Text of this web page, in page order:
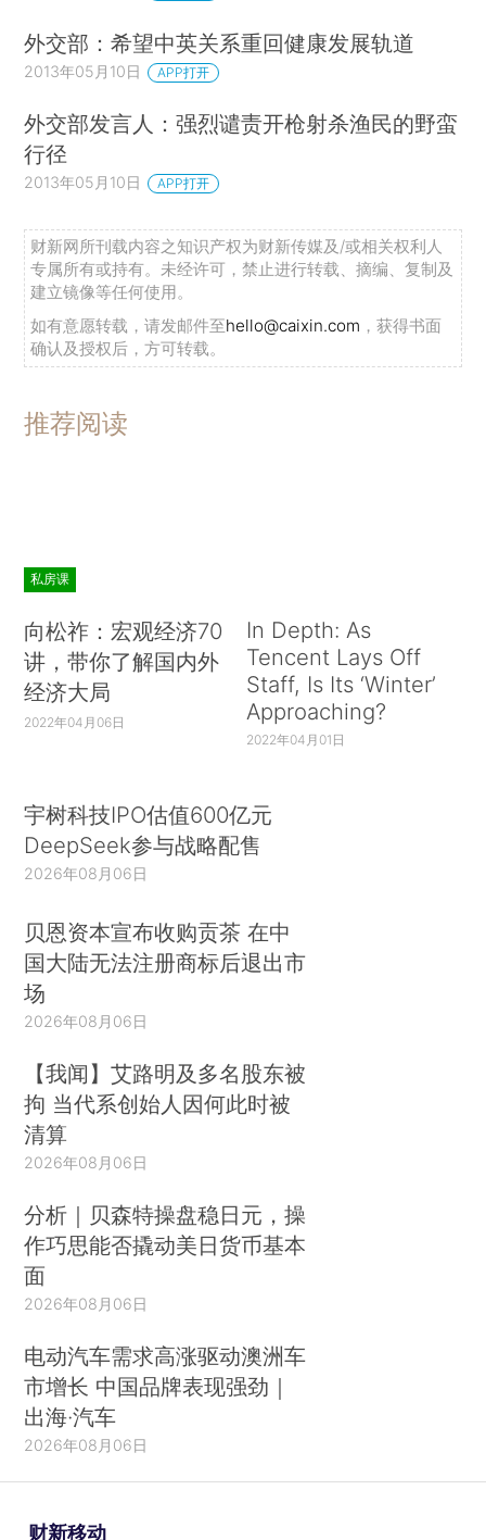
外交部：希望中英关系重回健康发展轨道
2013年05月10日 APP打开
外交部发言人：强烈谴责开枪射杀渔民的野蛮
行径
2013年05月10日 APP打开
财新网所刊载内容之知识产权为财新传媒及/或相关权利人
专属所有或持有。未经许可，禁止进行转载、摘编、复制及
建立镜像等任何使用。
如有意愿转载，请发邮件至hello@caixin.com ，获得书面
确认及授权后，方可转载。
推荐阅读
私房课
向松祚：宏观经济70
讲，带你了解国内外
经济大局
2022年04月06日
In Depth: As
Tencent Lays Off
Staff, Is Its ‘Winter’
Approaching?
2022年04月01日
宇树科技IPO估值600亿元
DeepSeek参与战略配售
2026年08月06日
贝恩资本宣布收购贡茶 在中
国大陆无法注册商标后退出市
场
2026年08月06日
【我闻】艾路明及多名股东被
拘 当代系创始人因何此时被
清算
2026年08月06日
分析｜贝森特操盘稳日元，操
作巧思能否撬动美日货币基本
面
2026年08月06日
电动汽车需求高涨驱动澳洲车
市增长 中国品牌表现强劲｜
出海·汽车
2026年08月06日
财新移动